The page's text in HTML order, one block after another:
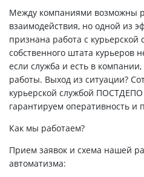
Между компаниями возможны
взаимодействия, но одной из
признана работа с
собственного штата курьеров
если служба и есть в
работы. Выход из ситуации?
курьерской службой ПОСТДЕПО
гарантируем оперативность и
Как мы работаем?
Прием заявок и схема нашей
автоматизма: